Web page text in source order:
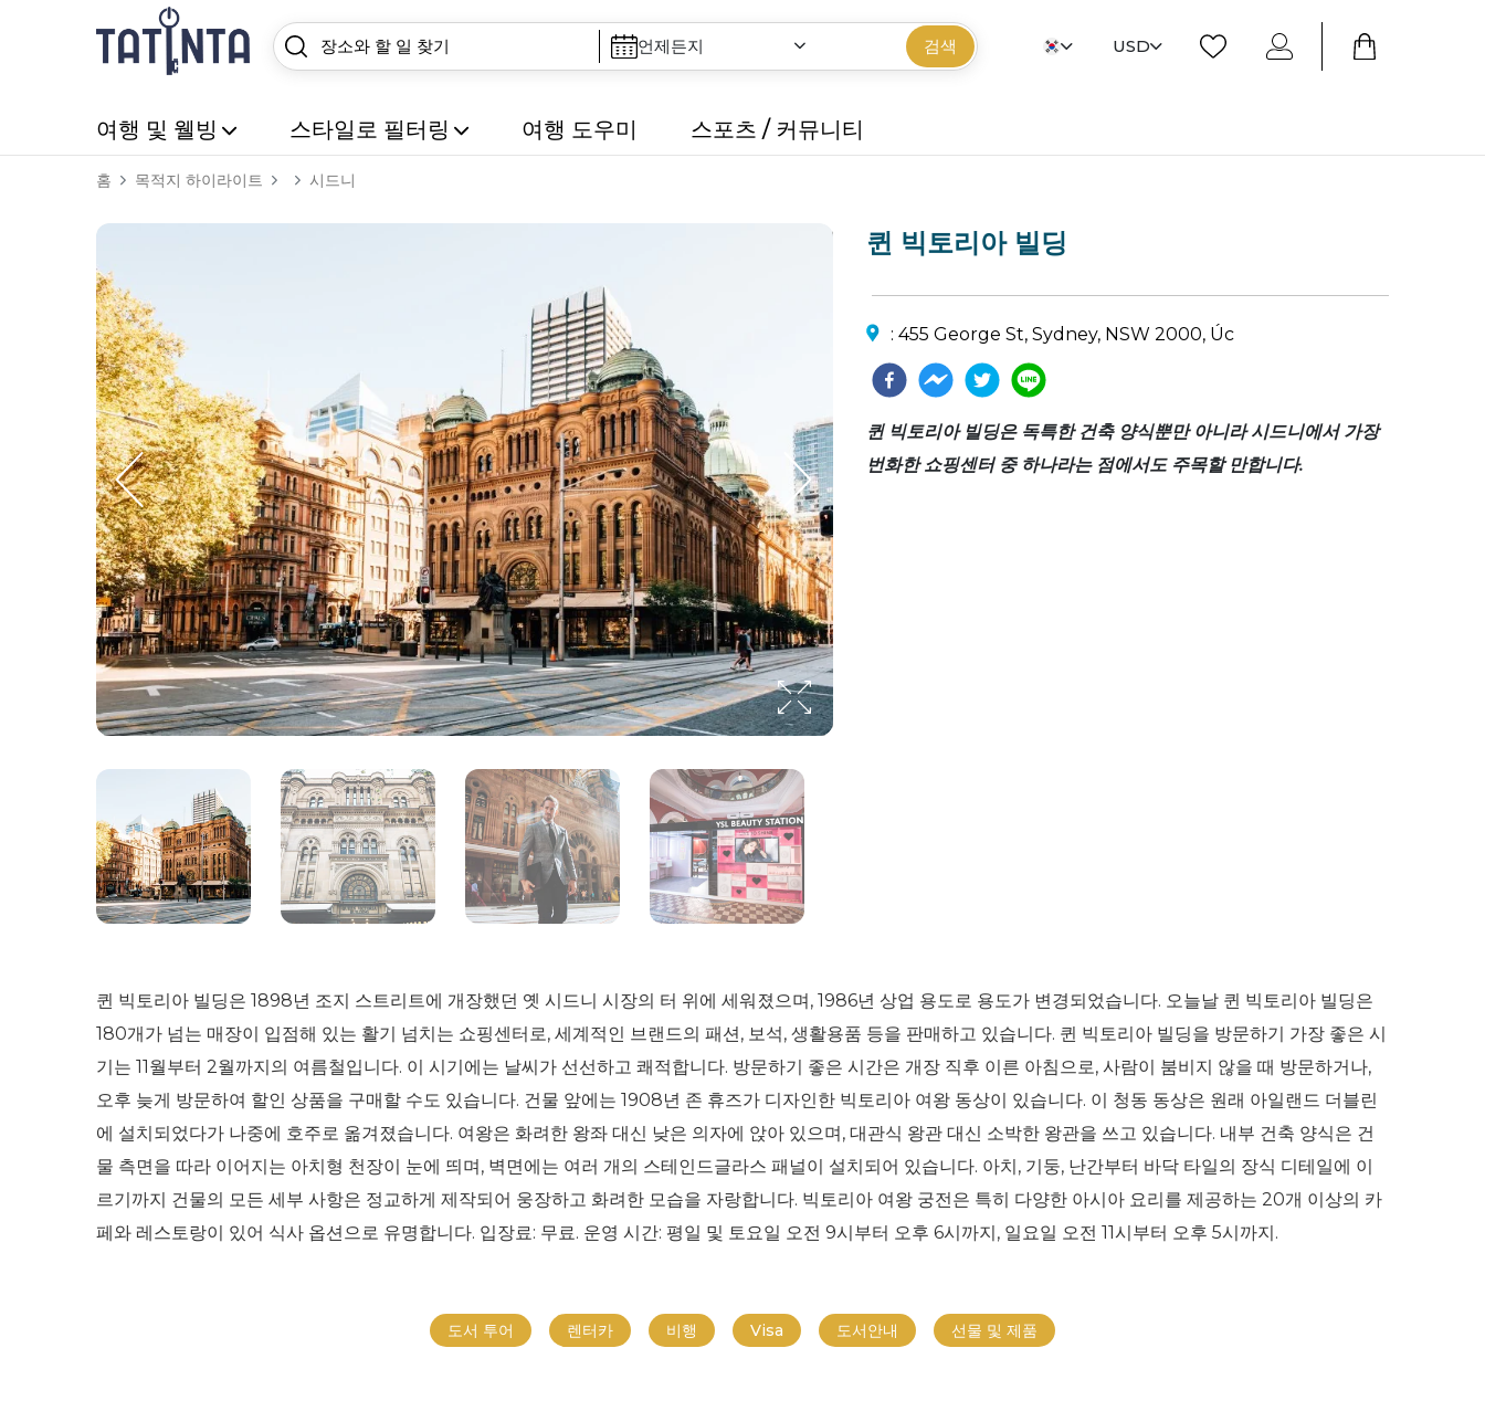
언제든지 검색 USD
여행 및 웰빙 스타일로 필터링 여행 도우미 스포츠 / 커뮤니티
홈 목적지 하이라이트 시드니
퀸 빅토리아 빌딩
: 455 George St, Sydney, NSW 2000, Úc
퀸 빅토리아 빌딩은 독특한 건축 양식뿐만 아니라 시드니에서 가장
번화한 쇼핑센터 중 하나라는 점에서도 주목할 만합니다.
퀸 빅토리아 빌딩은 1898년 조지 스트리트에 개장했던 옛 시드니 시장의 터 위에 세워졌으며, 1986년 상업 용도로 용도가 변경되었습니다. 오늘날 퀸 빅토리아 빌딩은
180개가 넘는 매장이 입점해 있는 활기 넘치는 쇼핑센터로, 세계적인 브랜드의 패션, 보석, 생활용품 등을 판매하고 있습니다. 퀸 빅토리아 빌딩을 방문하기 가장 좋은 시
기는 11월부터 2월까지의 여름철입니다. 이 시기에는 날씨가 선선하고 쾌적합니다. 방문하기 좋은 시간은 개장 직후 이른 아침으로, 사람이 붐비지 않을 때 방문하거나,
오후 늦게 방문하여 할인 상품을 구매할 수도 있습니다. 건물 앞에는 1908년 존 휴즈가 디자인한 빅토리아 여왕 동상이 있습니다. 이 청동 동상은 원래 아일랜드 더블린
에 설치되었다가 나중에 호주로 옮겨졌습니다. 여왕은 화려한 왕좌 대신 낮은 의자에 앉아 있으며, 대관식 왕관 대신 소박한 왕관을 쓰고 있습니다. 내부 건축 양식은 건
물 측면을 따라 이어지는 아치형 천장이 눈에 띄며, 벽면에는 여러 개의 스테인드글라스 패널이 설치되어 있습니다. 아치, 기둥, 난간부터 바닥 타일의 장식 디테일에 이
르기까지 건물의 모든 세부 사항은 정교하게 제작되어 웅장하고 화려한 모습을 자랑합니다. 빅토리아 여왕 궁전은 특히 다양한 아시아 요리를 제공하는 20개 이상의 카
페와 레스토랑이 있어 식사 옵션으로 유명합니다. 입장료: 무료. 운영 시간: 평일 및 토요일 오전 9시부터 오후 6시까지, 일요일 오전 11시부터 오후 5시까지.
도서 투어 렌터카 비행 Visa 도서안내 선물 및 제품